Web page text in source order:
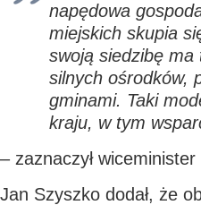
napędowa
miejskich skupia
swoją siedzibę
silnych ośrodków,
gminami. Taki
kraju, w tym
– zaznaczył
Jan Szyszko dodał, że